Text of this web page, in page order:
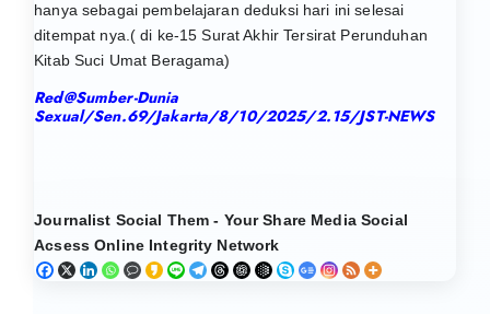
hanya sebagai pembelajaran deduksi hari ini selesai
ditempat nya.( di ke-15 Surat Akhir Tersirat Perunduhan
Kitab Suci Umat Beragama)
Red@Sumber-Dunia
Sexual/Sen.69/Jakarta/8/10/2025/2.15/JST-NEWS
Journalist Social Them - Your Share Media Social
Acsess Online Integrity Network